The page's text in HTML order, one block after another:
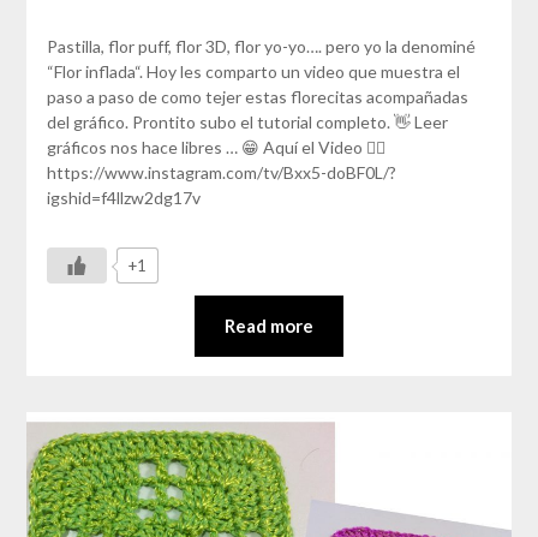
Pastilla, flor puff, flor 3D, flor yo-yo…. pero yo la denominé
“Flor inflada“. Hoy les comparto un video que muestra el
paso a paso de como tejer estas florecitas acompañadas
del gráfico. Prontito subo el tutorial completo. 👋 Leer
gráficos nos hace libres … 😁 Aquí el Video 👇🏼
https://www.instagram.com/tv/Bxx5-doBF0L/?
igshid=f4llzw2dg17v
+1
Read more